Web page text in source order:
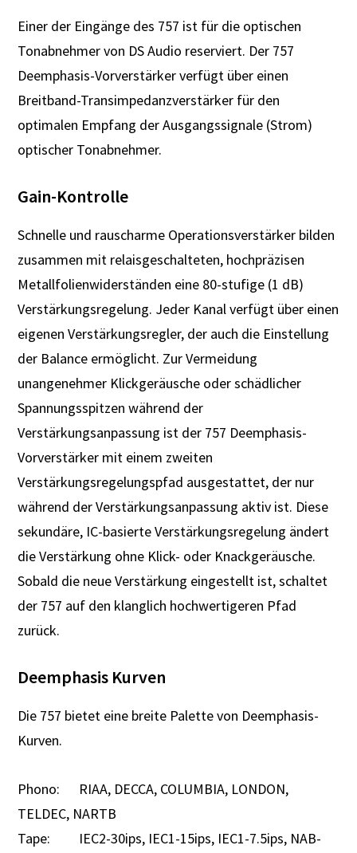
Einer der Eingänge des 757 ist für die optischen
Tonabnehmer von DS Audio reserviert. Der 757
Deemphasis-Vorverstärker verfügt über einen
Breitband-Transimpedanzverstärker für den
optimalen Empfang der Ausgangssignale (Strom)
optischer Tonabnehmer.
Gain-Kontrolle
Schnelle und rauscharme Operationsverstärker bilden
zusammen mit relaisgeschalteten, hochpräzisen
Metallfolienwiderständen eine 80-stufige (1 dB)
Verstärkungsregelung. Jeder Kanal verfügt über einen
eigenen Verstärkungsregler, der auch die Einstellung
der Balance ermöglicht. Zur Vermeidung
unangenehmer Klickgeräusche oder schädlicher
Spannungsspitzen während der
Verstärkungsanpassung ist der 757 Deemphasis-
Vorverstärker mit einem zweiten
Verstärkungsregelungspfad ausgestattet, der nur
während der Verstärkungsanpassung aktiv ist. Diese
sekundäre, IC-basierte Verstärkungsregelung ändert
die Verstärkung ohne Klick- oder Knackgeräusche.
Sobald die neue Verstärkung eingestellt ist, schaltet
der 757 auf den klanglich hochwertigeren Pfad
zurück.
Deemphasis Kurven
Die 757 bietet eine breite Palette von Deemphasis-
Kurven.
Phono: RIAA, DECCA, COLUMBIA, LONDON,
TELDEC, NARTB
Tape: IEC2-30ips, IEC1-15ips, IEC1-7.5ips, NAB-